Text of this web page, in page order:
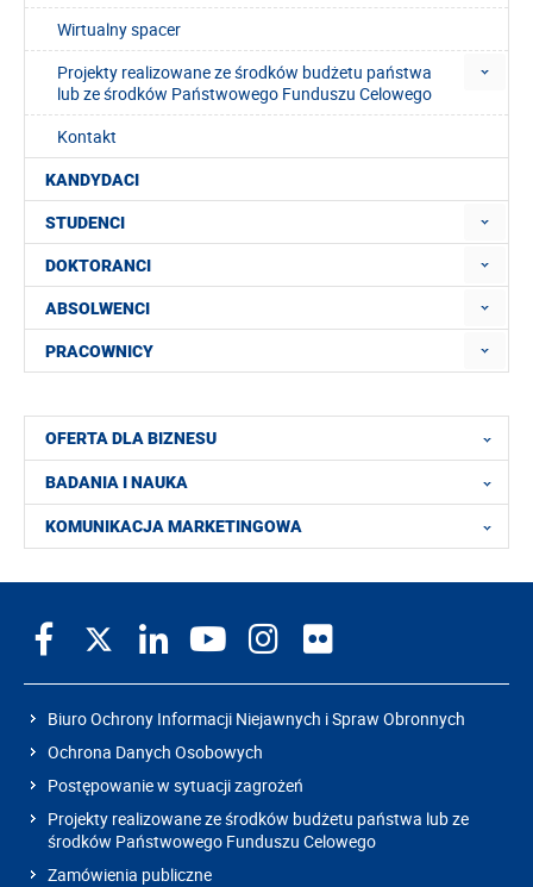
Wirtualny spacer
Projekty realizowane ze środków budżetu państwa
lub ze środków Państwowego Funduszu Celowego
Kontakt
KANDYDACI
STUDENCI
DOKTORANCI
ABSOLWENCI
PRACOWNICY
OFERTA DLA BIZNESU
BADANIA I NAUKA
KOMUNIKACJA MARKETINGOWA
Biuro Ochrony Informacji Niejawnych i Spraw Obronnych
Ochrona Danych Osobowych
Postępowanie w sytuacji zagrożeń
Projekty realizowane ze środków budżetu państwa lub ze
środków Państwowego Funduszu Celowego
Zamówienia publiczne